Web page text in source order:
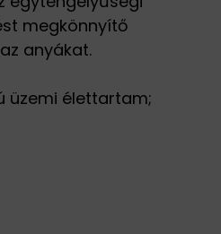
megkönnyítő
anyákat.
üzemi élettartam;